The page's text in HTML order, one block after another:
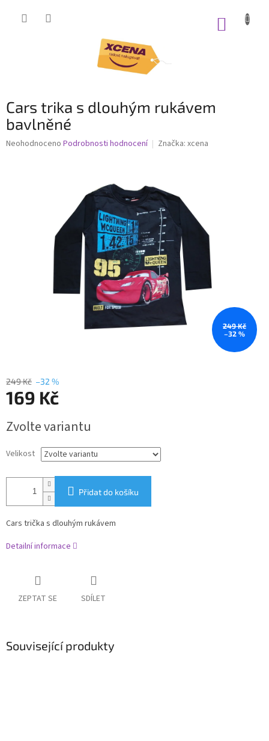
Cars trika s dlouhým rukávem
bavlněné
Průměrné
Neohodnoceno Podrobnosti hodnocení Značka: xcena
249 Kč
–32 %
249 Kč –32 %
169 Kč
cena:
Zvolte variantu
Velikost
Přidat do košíku
Cars trička s dlouhým rukávem
Detailní informace
ZEPTAT SE SDÍLET
Související produkty